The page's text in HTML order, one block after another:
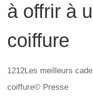
à offrir à
coiffure
1212Les meilleurs
coiffure© Presse